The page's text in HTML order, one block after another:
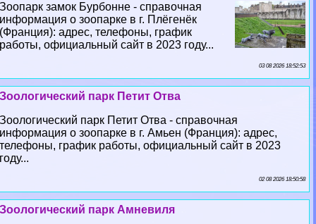
Зоопарк замок Бурбонне - справочная
информация о зоопарке в г. Плёгенёк
(Франция): адрес, телефоны, график
работы, официальный сайт в 2023 году...
03 08 2026 18:52:53
Зоологический парк Петит Отва
Зоологический парк Петит Отва - справочная
информация о зоопарке в г. Амьен (Франция): адрес,
телефоны, график работы, официальный сайт в 2023
году...
02 08 2026 18:50:58
Зоологический парк Амневиля